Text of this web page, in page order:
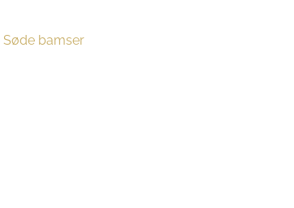
Søde bamser